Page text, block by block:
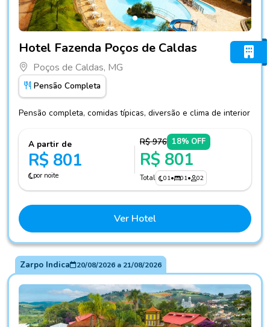
Hotel Fazenda Poços de Caldas
Poços de Caldas, MG
Pensão Completa
Pensão completa, comidas típicas, diversão e clima de interior
A partir de
R$ 801
por noite
R$ 976 18% OFF
R$ 801
Total 01• 01• 02
Ver Hotel
Zarpo Indica 20/08/2026a 21/08/2026